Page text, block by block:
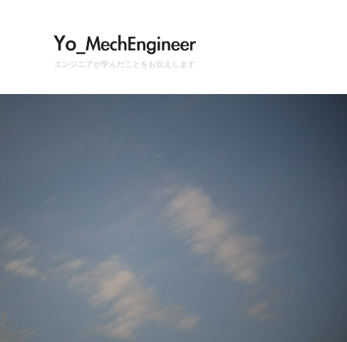
エンジニアが学んだことをお伝えします